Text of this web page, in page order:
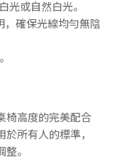
光或自然白光。
，確保光線均勻無陰
椅高度的完美配合
所有人的標準，
。